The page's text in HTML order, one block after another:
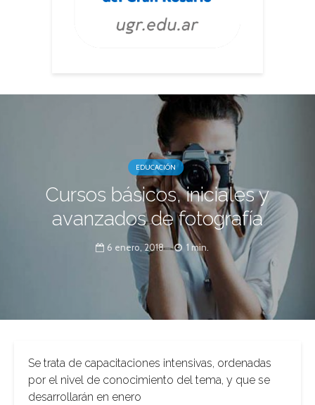
EDUCACIÓN
Cursos básicos, iniciales y
avanzados de fotografía
6 enero, 2018 1 min.
Se trata de capacitaciones intensivas, ordenadas
por el nivel de conocimiento del tema, y que se
desarrollarán en enero